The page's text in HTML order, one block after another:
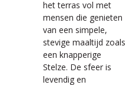
het terras vol met
mensen die genieten
van een simpele,
stevige maaltijd zoals
een knapperige
Stelze. De sfeer is
levendig en